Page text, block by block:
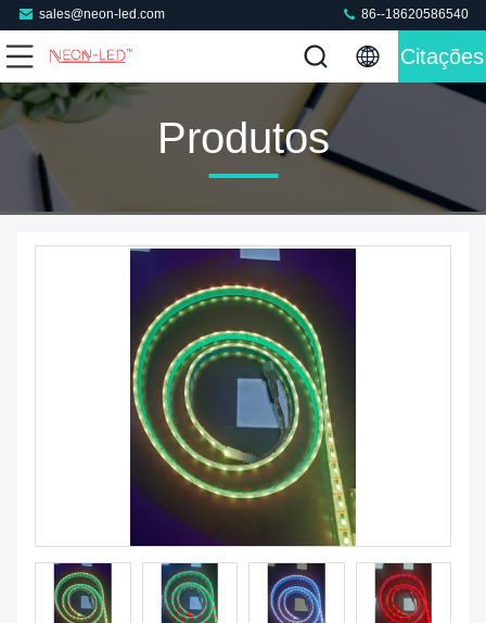
sales@neon-led.com 86--18620586540
Citações
Produtos